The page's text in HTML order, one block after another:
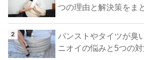
つの理由と解決策をま
パンストやタイツが臭
ニオイの悩みと5つの